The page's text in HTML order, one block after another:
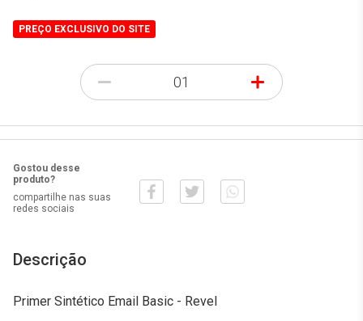
PREÇO EXCLUSIVO DO SITE
- +
Gostou desse
produto?
compartilhe nas suas
redes sociais
Descrição
Primer Sintético Email Basic - Revel